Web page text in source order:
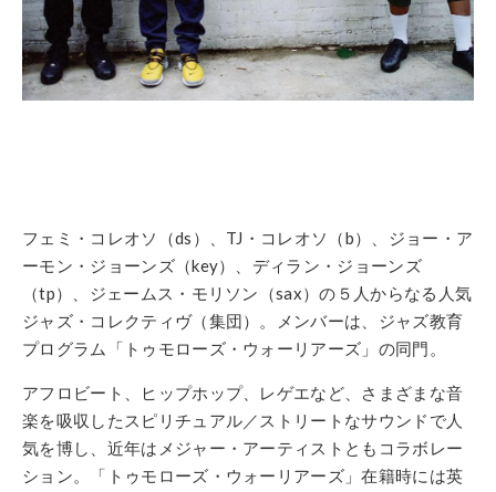
フェミ・コレオソ（ds）、TJ・コレオソ（b）、ジョー・ア
ーモン・ジョーンズ（key）、ディラン・ジョーンズ
（tp）、ジェームス・モリソン（sax）の５人からなる人気
ジャズ・コレクティヴ（集団）。メンバーは、ジャズ教育
プログラム「トゥモローズ・ウォーリアーズ」の同門。
アフロビート、ヒップホップ、レゲエなど、さまざまな音
楽を吸収したスピリチュアル／ストリートなサウンドで人
気を博し、近年はメジャー・アーティストともコラボレー
ション。「トゥモローズ・ウォーリアーズ」在籍時には英